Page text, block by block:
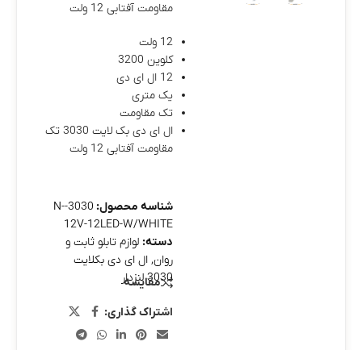
مقاومت آفتابی 12 ولت
12 ولت
کلوین 3200
12 ال ای دی
یک متری
تک مقاومت
ال ای دی بک لایت 3030 تک
مقاومت آفتابی 12 ولت
شناسه محصول:
3030-N-
12V-12LED-W/WHITE
دسته: لوازم تابلو ثابت و
روان, ال ای دی بکلایت
3030 لنزدارمقایسه
اشتراک گذاری: